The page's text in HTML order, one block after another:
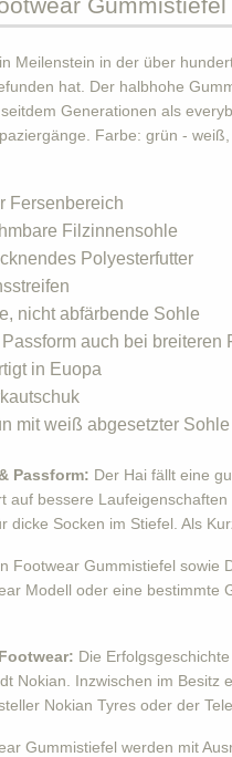
Meilenstein in der über
hat. Der halbhohe
Generationen als
Farbe: grün -
Fersenbereich
Filzinnensohle
Polyesterfutter
nicht abfärbende Sohle
auch bei breiteren
in Euopa
mit weiß abgesetzter Sohle
Passform: Der Hai fällt eine
auf bessere
dicke Socken im Stiefel. Als
Footwear Gummistiefel sowie
Modell oder eine bestimmte
Die
Nokian. Inzwischen im
Nokian Tyres oder der
Gummistiefel werden mit